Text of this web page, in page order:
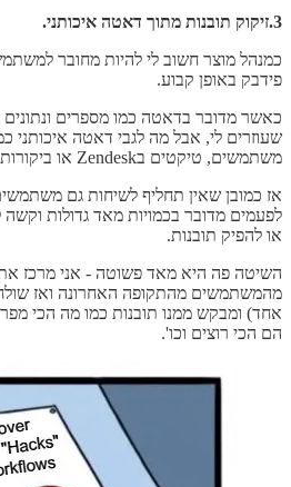
3.זיקוק תובנות מתוך דאטה איכותני.
כמנהל מוצר חשוב לי להיות מחובר
פידבק באופן קבוע.
שעוזרים לי, אבל מה לגבי דאטה איכותני
משתמשים, טיקטים בZendesk או ביקורות בחנויות האפליקציות?
אז כמובן שאין תחליף לשיחות גם
לפעמים מדובר בכמויות מאד גדולות
או להפיק תובנות.
השיטה פה היא מאד פשוטה - אני מרכז
מהמשתמשים מהתקופה האחרונה ואז
אחד) ומבקש ממנו תובנות כמו מה הכי
הם הכי רוצים וכו'.